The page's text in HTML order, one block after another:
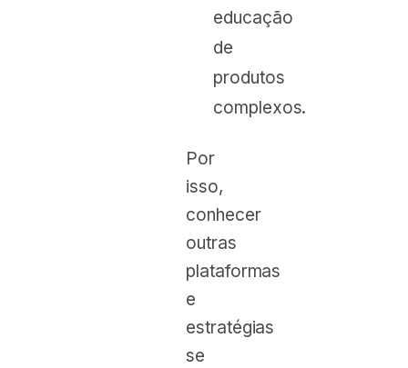
educação
de
produtos
complexos.
Por
isso,
conhecer
outras
plataformas
e
estratégias
se